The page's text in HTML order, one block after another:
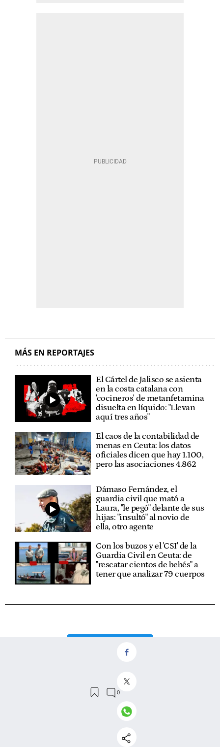
MÁS EN REPORTAJES
El Cártel de Jalisco se asienta
en la costa catalana con
'cocineros' de metanfetamina
disuelta en líquido: "Llevan
aquí tres años"
El caos de la contabilidad de
menas en Ceuta: los datos
oficiales dicen que hay 1.100,
pero las asociaciones 4.862
Dámaso Fernández, el
guardia civil que mató a
Laura, "le pegó" delante de sus
hijas: "insultó" al novio de
ella, otro agente
Con los buzos y el 'CSI' de la
Guardia Civil en Ceuta: de
"rescatar cientos de bebés" a
tener que analizar 79 cuerpos